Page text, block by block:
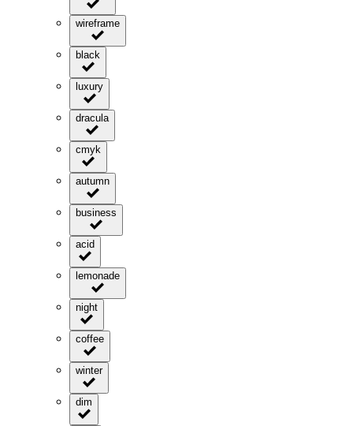
wireframe
black
luxury
dracula
cmyk
autumn
business
acid
lemonade
night
coffee
winter
dim